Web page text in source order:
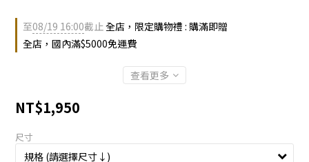
至08/19 16:00截止全店，限定購物禮 : 購滿即贈
全店，國內滿$5000免運費
查看更多
NT$1,950
尺寸